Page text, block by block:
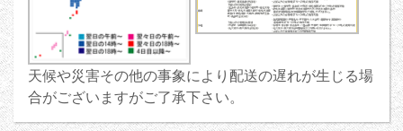
天候や災害その他の事象により配送の遅れが生じる場
合がございますがご了承下さい。